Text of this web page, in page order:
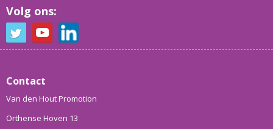
Volg ons:
Contact
Van den Hout Promotion
Orthense Hoven 13